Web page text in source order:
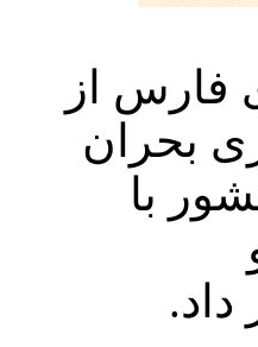
فارس از
بحران
با